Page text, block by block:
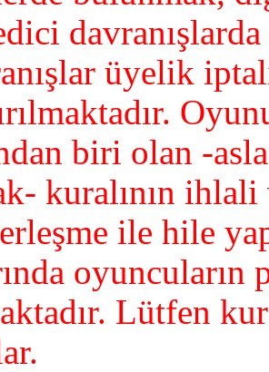
üyelik
biri olan -
kuralının ihlali
ile hile
oyuncuların
Lütfen